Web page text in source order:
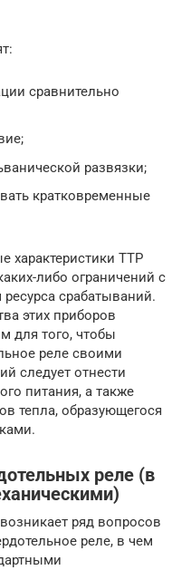
сравнительно
развязки;
кратковременные
характеристики ТТР
либо ограничений с
срабатываний.
этих приборов
для того, чтобы
реле своими
следует отнести
питания, а также
тепла, образующегося
реле (в
ряд вопросов
реле, в чем